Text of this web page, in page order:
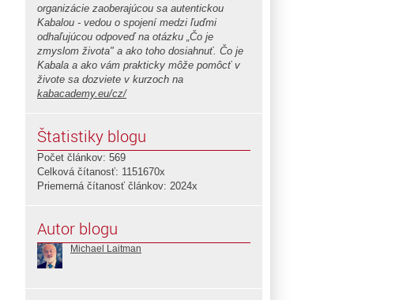
organizácie zaoberajúcou sa autentickou
Kabalou - vedou o spojení medzi ľuďmi
odhaľujúcou odpoveď na otázku „Čo je
zmyslom života" a ako toho dosiahnuť. Čo je
Kabala a ako vám prakticky môže pomôcť v
živote sa dozviete v kurzoch na
kabacademy.eu/cz/
Štatistiky blogu
Počet článkov: 569
Celková čítanosť: 1151670x
Priemerná čítanosť článkov: 2024x
Autor blogu
Michael Laitman